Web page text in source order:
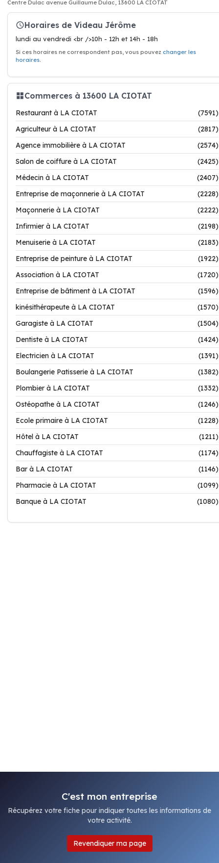
Centre Dulac avenue Guillaume Dulac, 13600 LA CIOTAT
Horaires de Videau Jérôme
lundi au vendredi <br />10h - 12h et 14h - 18h
Si ces horaires ne correspondent pas, vous pouvez changer les
horaires.
Commerces à 13600 LA CIOTAT
Restaurant à LA CIOTAT
(7591)
Agriculteur à LA CIOTAT
(2817)
Agence immobilière à LA CIOTAT
(2574)
Salon de coiffure à LA CIOTAT
(2425)
Médecin à LA CIOTAT
(2407)
Entreprise de maçonnerie à LA CIOTAT
(2228)
Maçonnerie à LA CIOTAT
(2222)
Infirmier à LA CIOTAT
(2198)
Menuiserie à LA CIOTAT
(2183)
Entreprise de peinture à LA CIOTAT
(1922)
Association à LA CIOTAT
(1720)
Entreprise de bâtiment à LA CIOTAT
(1596)
kinésithérapeute à LA CIOTAT
(1570)
Garagiste à LA CIOTAT
(1504)
Dentiste à LA CIOTAT
(1424)
Electricien à LA CIOTAT
(1391)
Boulangerie Patisserie à LA CIOTAT
(1382)
Plombier à LA CIOTAT
(1332)
Ostéopathe à LA CIOTAT
(1246)
Ecole primaire à LA CIOTAT
(1228)
Hôtel à LA CIOTAT
(1211)
Chauffagiste à LA CIOTAT
(1174)
Bar à LA CIOTAT
(1146)
Pharmacie à LA CIOTAT
(1099)
Banque à LA CIOTAT
(1080)
C'est mon entreprise
Récupérez votre fiche pour indiquer toutes les informations de
votre activité.
Revendiquer ma page